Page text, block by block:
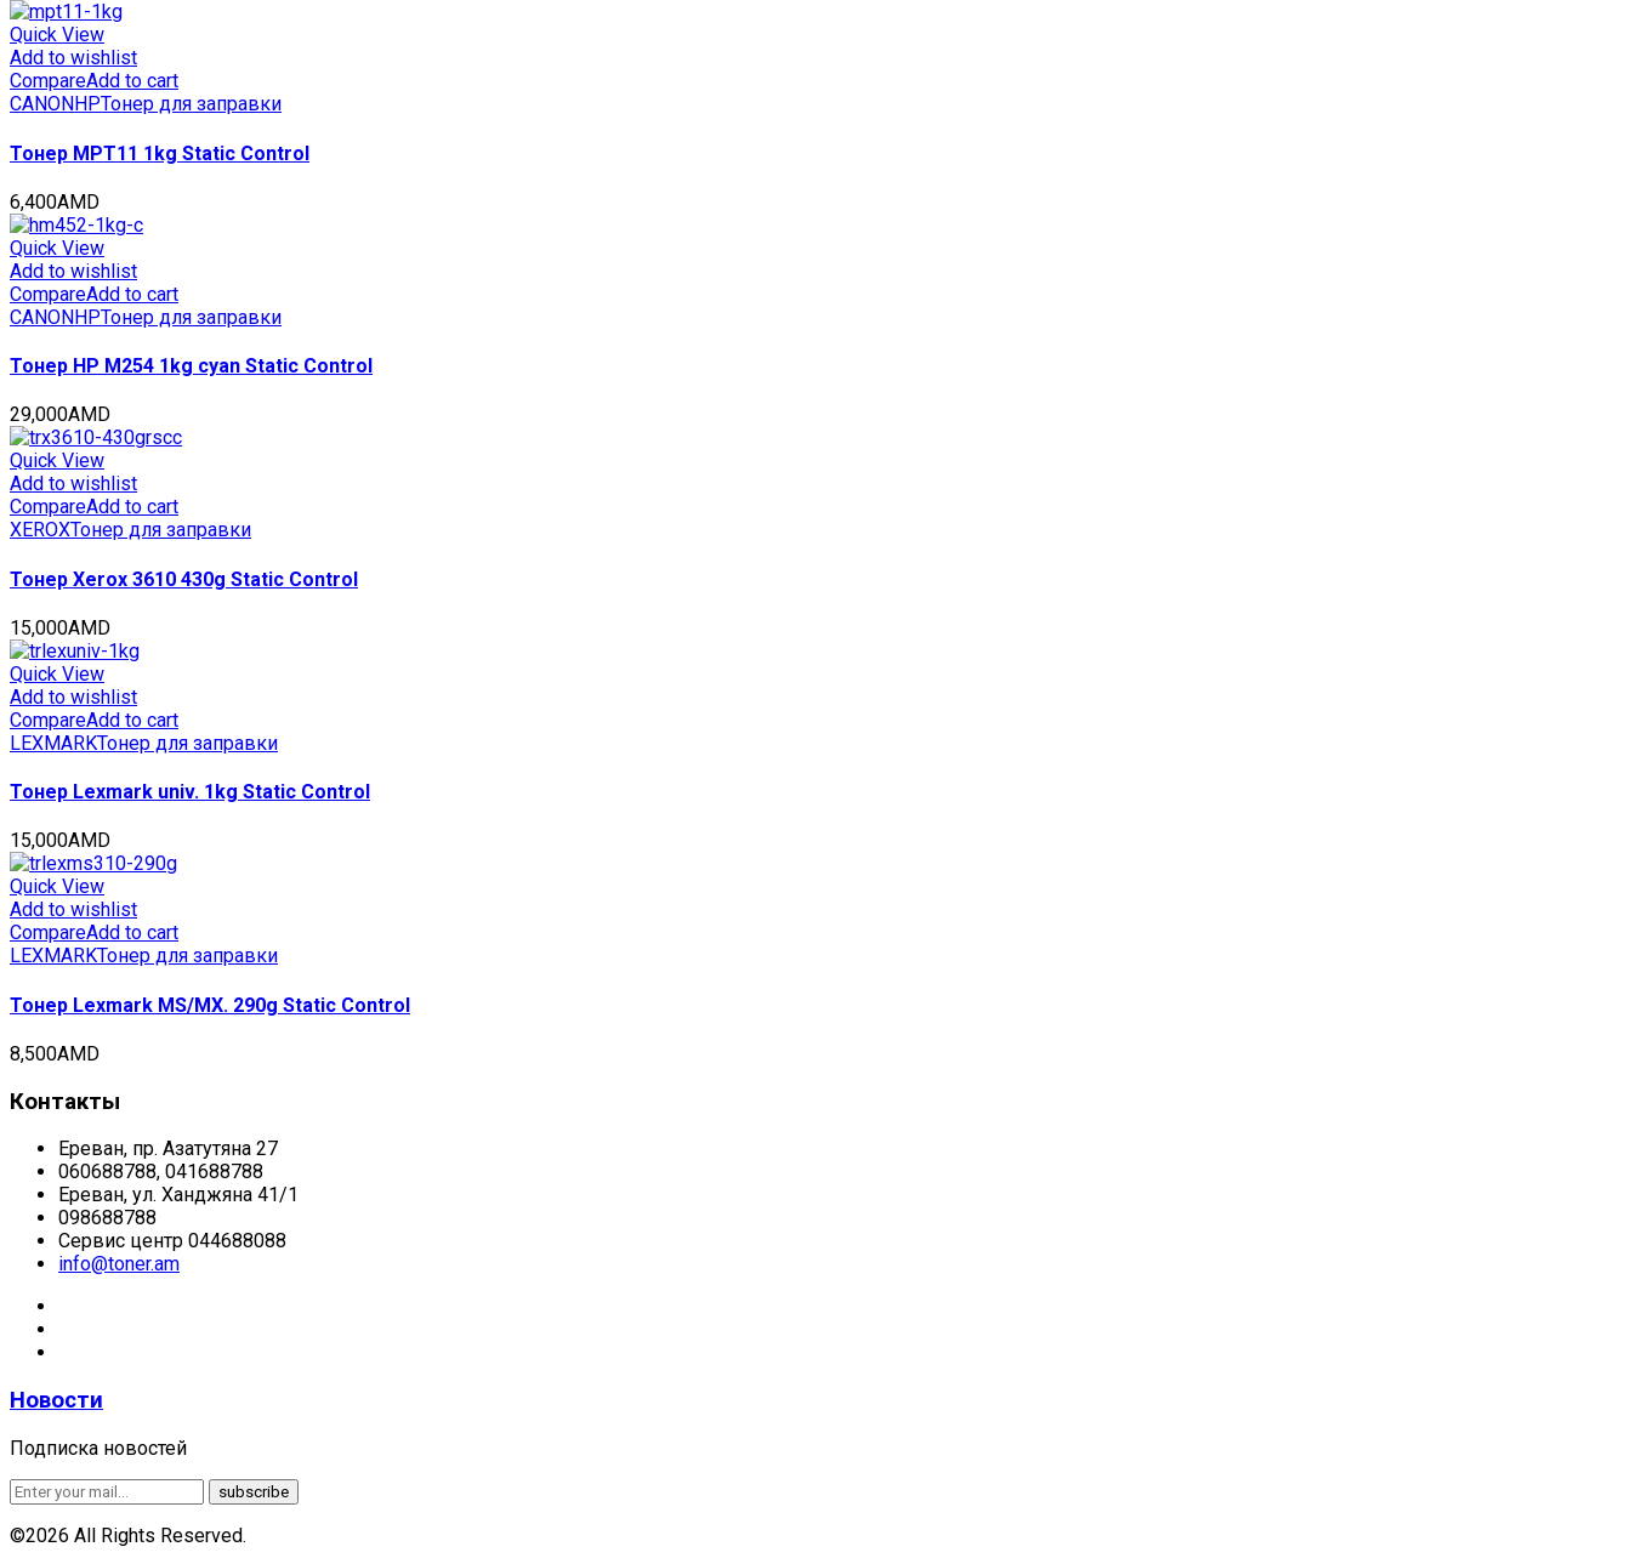
(Japan),
100г/
бут,
OSP0210D-
100
Quick View
Add to wishlist
CompareAdd to cart
CANON HPТонер для заправки
Тонер MPT11 1kg Static Control
6,400AMD
Quick View
Add to wishlist
CompareAdd to cart
CANONHPТонер для заправки
Тонер HP M254 1kg cyan Static Control
29,000AMD
Quick View
Add to wishlist
CompareAdd to cart
XEROXТонер для заправки
Тонер Xerox 3610 430g Static Control
15,000AMD
Quick View
Add to wishlist
CompareAdd to cart
LEXMARKТонер для заправки
Тонер Lexmark univ. 1kg Static Control
15,000AMD
Quick View
Add to wishlist
CompareAdd to cart
LEXMARKТонер для заправки
Тонер Lexmark MS/MX. 290g Static Control
8,500AMD
Контакты
Ереван, пр. Азатутяна 27
060688788, 041688788
Ереван, ул. Ханджяна 41/1
098688788
Сервис центр 044688088
info@toner.am
Новости
Подписка новостей
©2026 All Rights Reserved.